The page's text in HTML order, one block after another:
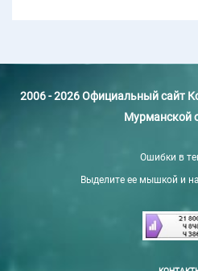
2006 - 2026 Официальный сайт
Мурманской
Ошибки в
Выделите ее мышкой и